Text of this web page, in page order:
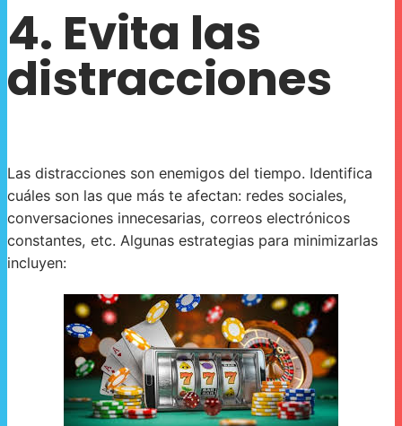
4. Evita las
distracciones
Las distracciones son enemigos del tiempo. Identifica
cuáles son las que más te afectan: redes sociales,
conversaciones innecesarias, correos electrónicos
constantes, etc. Algunas estrategias para minimizarlas
incluyen: